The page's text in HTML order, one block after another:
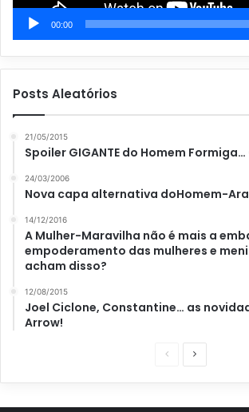
00:00
Posts Aleatórios
21/05/2015
Spoiler GIGANTE do Homem
24/03/2006
Nova capa alternativa doHomem-
14/12/2016
A Mulher-Maravilha não é mais a
empoderamento das mulheres e
acham disso?
12/08/2015
Joel Ciclone, Constantine… as
Arrow!